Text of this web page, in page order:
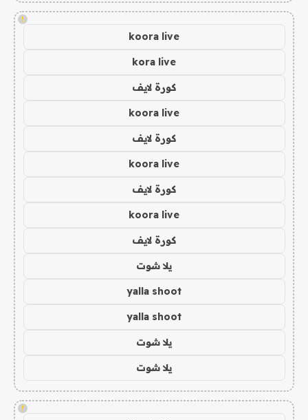
!
koora live
kora live
كورة لايف
koora live
كورة لايف
koora live
كورة لايف
koora live
كورة لايف
يلا شوت
yalla shoot
yalla shoot
يلا شوت
يلا شوت
!